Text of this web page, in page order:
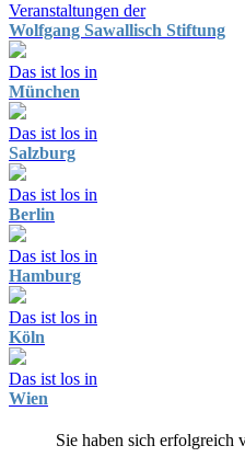
Veranstaltungen der
Wolfgang Sawallisch Stiftung
Das ist los in
München
Das ist los in
Salzburg
Das ist los in
Berlin
Das ist los in
Hamburg
Das ist los in
Köln
Das ist los in
Wien
Sie haben sich erfolgreich